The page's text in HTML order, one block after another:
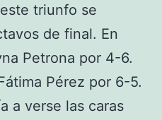
triunfo se
de final. En
Petrona por 4-6.
Pérez por 6-5.
a verse las caras